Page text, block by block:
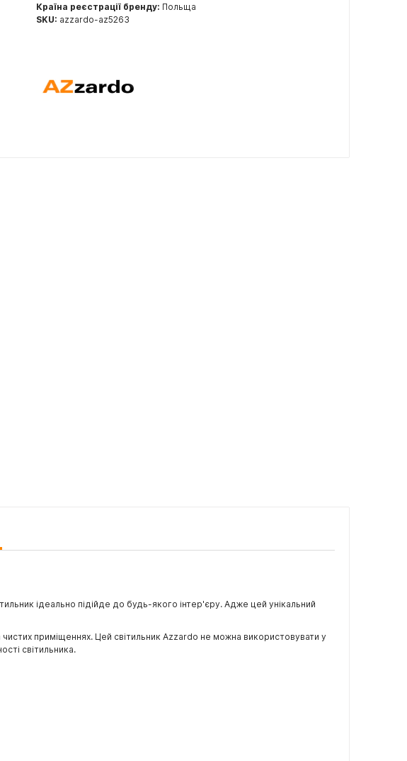
Країна реєстрації бренду: Польща
SKU: azzardo-az5263
ідеально підійде до будь-якого інтер'єру. Адже цей унікальний
приміщеннях. Цей світильник Azzardo не можна використовувати у
світильника.